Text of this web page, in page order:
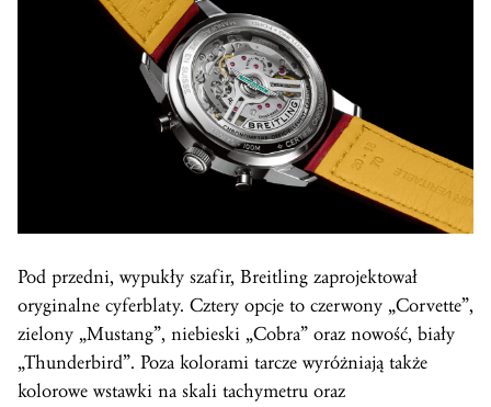
Pod przedni, wypukły szafir, Breitling zaprojektował
oryginalne cyferblaty. Cztery opcje to czerwony „Corvette”,
zielony „Mustang”, niebieski „Cobra” oraz nowość, biały
„Thunderbird”. Poza kolorami tarcze wyróżniają także
kolorowe wstawki na skali tachymetru oraz